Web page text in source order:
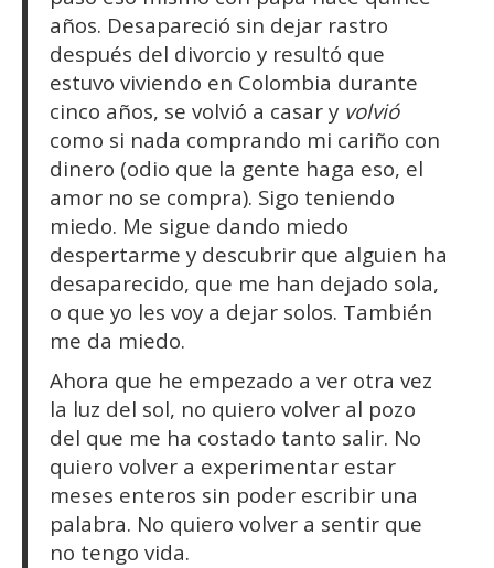
años. Desapareció sin dejar rastro
después del divorcio y resultó que
estuvo viviendo en Colombia durante
cinco años, se volvió a casar y volvió
como si nada comprando mi cariño con
dinero (odio que la gente haga eso, el
amor no se compra). Sigo teniendo
miedo. Me sigue dando miedo
despertarme y descubrir que alguien ha
desaparecido, que me han dejado sola,
o que yo les voy a dejar solos. También
me da miedo.
Ahora que he empezado a ver otra vez
la luz del sol, no quiero volver al pozo
del que me ha costado tanto salir. No
quiero volver a experimentar estar
meses enteros sin poder escribir una
palabra. No quiero volver a sentir que
no tengo vida.